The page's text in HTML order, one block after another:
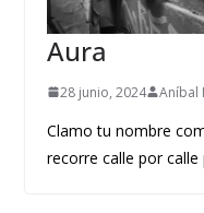
Aura
28 junio, 2024 Aníbal
Clamo tu nombre
recorre calle por